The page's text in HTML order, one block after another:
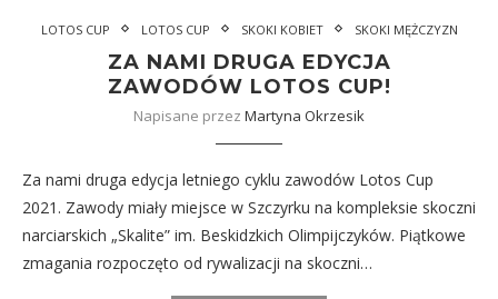
LOTOS CUP LOTOS CUP SKOKI KOBIET SKOKI MĘŻCZYZN
ZA NAMI DRUGA EDYCJA
ZAWODÓW LOTOS CUP!
Napisane przez Martyna Okrzesik
Za nami druga edycja letniego cyklu zawodów Lotos Cup
2021. Zawody miały miejsce w Szczyrku na kompleksie skoczni
narciarskich „Skalite” im. Beskidzkich Olimpijczyków. Piątkowe
zmagania rozpoczęto od rywalizacji na skoczni…